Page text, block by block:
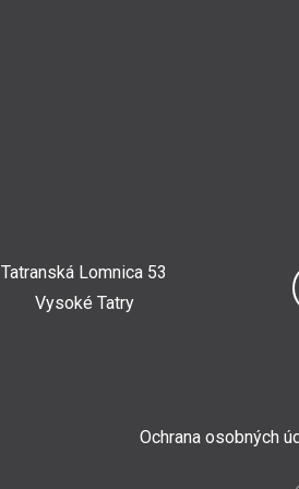
Tatranská Lomnica 53
Vysoké Tatry
Ochrana osobných